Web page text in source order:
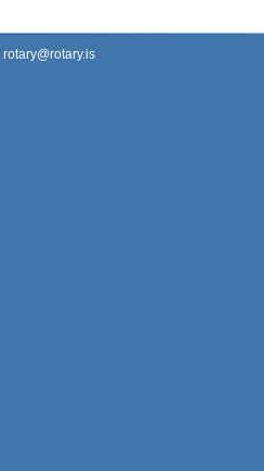
rotary@rotary.is